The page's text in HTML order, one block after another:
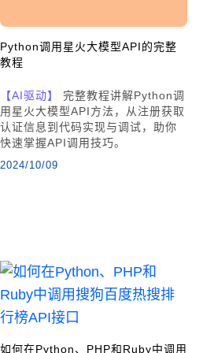
Python调用星火大模型API的完整
教程
【AI驱动】
完整教程讲解Python调
用星火大模型API方法，从注册获取
认证信息到代码实现与调试，助你
快速掌握API调用技巧。
2024/10/09
如何在Python、PHP和Ruby中调用